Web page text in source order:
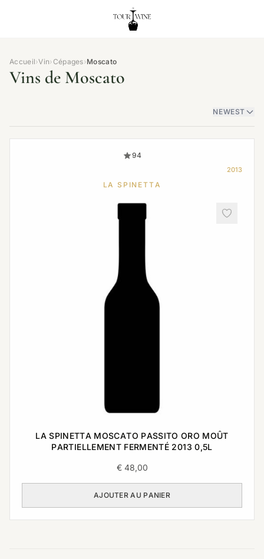
Accueil›Vin›Cépages›Moscato
Vins de Moscato
NEWEST
94
2013
LA SPINETTA
LA SPINETTA MOSCATO PASSITO ORO MOÛT
PARTIELLEMENT FERMENTÉ 2013 0,5L
€48,00
AJOUTER AU PANIER